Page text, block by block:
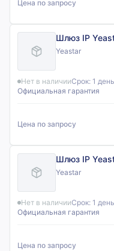
Цена по запросу
Шлюз IP
Yeastar
Нет в наличииСрок: 1
Официальная гарантия
Цена по запросу
Шлюз IP
Yeastar
Нет в наличииСрок: 1
Официальная гарантия
Цена по запросу